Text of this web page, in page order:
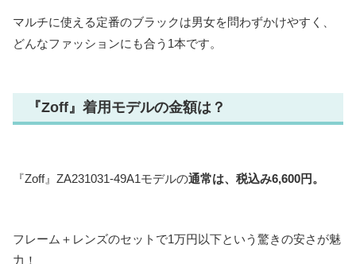
マルチに使える定番のブラックは男女を問わずかけやすく、
どんなファッションにも合う1本です。
『Zoff』着用モデルの金額は？
『Zoff』ZA231031-49A1モデルの通常は、税込み6,600円。
フレーム＋レンズのセットで1万円以下という驚きの安さが魅
力！